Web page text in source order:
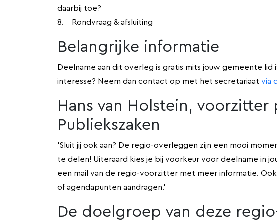
daarbij toe?
8. Rondvraag & afsluiting
Belangrijke informatie
Deelname aan dit overleg is gratis mits jouw gemeente lid
interesse? Neem dan contact op met het secretariaat via
Hans van Holstein, voorzitter
Publiekszaken
‘Sluit jij ook aan? De regio-overleggen zijn een mooi
te delen! Uiteraard kies je bij voorkeur voor deelname in
een mail van de regio-voorzitter met meer informatie.
of agendapunten aandragen.’
De doelgroep van deze